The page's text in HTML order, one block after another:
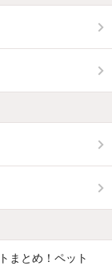
まとめ！ペット